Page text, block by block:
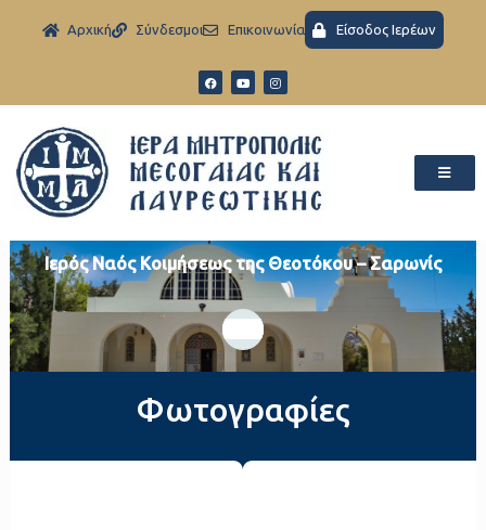
Aρχική Σύνδεσμοι Eπικοινωνία Είσοδος Ιερέων
Ιερός Ναός Κοιμήσεως της Θεοτόκου – Σαρωνίς
Φωτογραφίες